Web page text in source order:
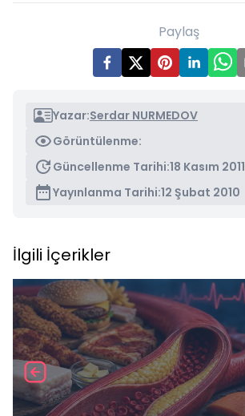
Paylaş
Yazar:Serdar NURMEDOV
Görüntülenme:
Güncellenme Tarihi:18 Kasım 2011
Yayınlanma Tarihi:12 Şubat 2010
İlgili İçerikler